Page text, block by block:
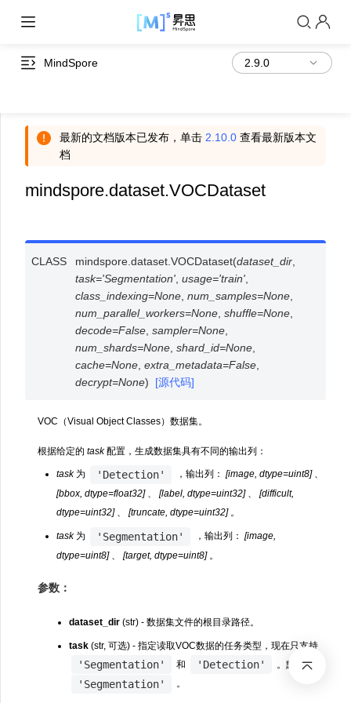
MindSpore
最新的文档版本已发布，单击 2.10.0 查看最新版本文
档
mindspore.dataset.VOCDataset
CLASS mindspore.dataset.VOCDataset(dataset_dir
task='Segmentation' ,usage='train'
class_indexing=None ,num_samples=None
num_parallel_workers=None ,shuffle=None
decode=False ,sampler=None
num_shards=None ,shard_id=None
cache=None ,extra_metadata=False
decrypt=None) [源代码]
VOC（Visual Object Classes）数据集。
根据给定的 task配置，生成数据集具有不同的输出列：
task为 'Detection' ，输出列： [image, dtype=uint8]、
[bbox, dtype=float32]、 [label, dtype=uint32]、 [difficult,
dtype=uint32]、 [truncate, dtype=uint32]。
task为 'Segmentation' ，输出列： [image,
dtype=uint8]、 [target, dtype=uint8]。
参数：
dataset_dir (str) - 数据集文件的根目录路径。
task (str, 可选) - 指定读取VOC数据的任务类型，现在只支持
'Segmentation' 和 'Detection' 。默认值：
'Segmentation' 。